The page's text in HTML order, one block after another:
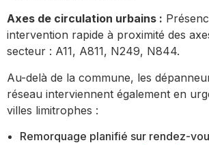
Axes de circulation urbains :
intervention rapide à proximité des
secteur : A11, A811, N249, N844.
Au-delà de la commune, les
réseau interviennent également en
villes limitrophes :
Remorquage planifié sur rendez-